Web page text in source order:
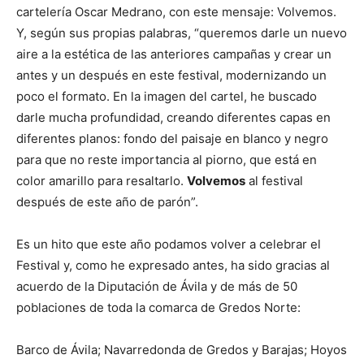
cartelería Oscar Medrano, con este mensaje: Volvemos.
Y, según sus propias palabras, “queremos darle un nuevo
aire a la estética de las anteriores campañas y crear un
antes y un después en este festival, modernizando un
poco el formato. En la imagen del cartel, he buscado
darle mucha profundidad, creando diferentes capas en
diferentes planos: fondo del paisaje en blanco y negro
para que no reste importancia al piorno, que está en
color amarillo para resaltarlo. Volvemos al festival
después de este año de parón”.
Es un hito que este año podamos volver a celebrar el
Festival y, como he expresado antes, ha sido gracias al
acuerdo de la Diputación de Ávila y de más de 50
poblaciones de toda la comarca de Gredos Norte:
Barco de Ávila; Navarredonda de Gredos y Barajas; Hoyos